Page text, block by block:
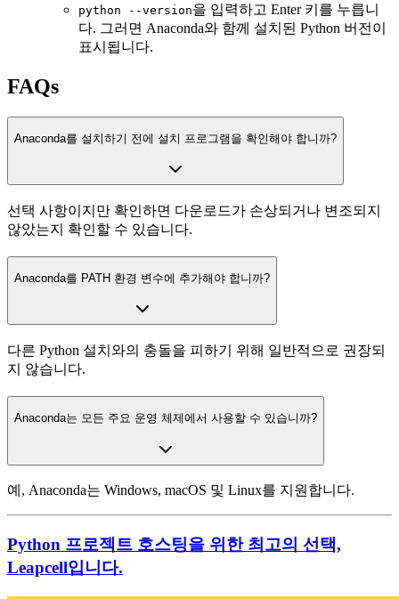
python --version을 입력하고 Enter 키를 누릅니
다. 그러면 Anaconda와 함께 설치된 Python 버전이
표시됩니다.
FAQs
Anaconda를 설치하기 전에 설치 프로그램을 확인해야 합니까?
선택 사항이지만 확인하면 다운로드가 손상되거나 변조되지
않았는지 확인할 수 있습니다.
Anaconda를 PATH 환경 변수에 추가해야 합니까?
다른 Python 설치와의 충돌을 피하기 위해 일반적으로 권장되
지 않습니다.
Anaconda는 모든 주요 운영 체제에서 사용할 수 있습니까?
예, Anaconda는 Windows, macOS 및 Linux를 지원합니다.
Python 프로젝트 호스팅을 위한 최고의 선택,
Leapcell입니다.